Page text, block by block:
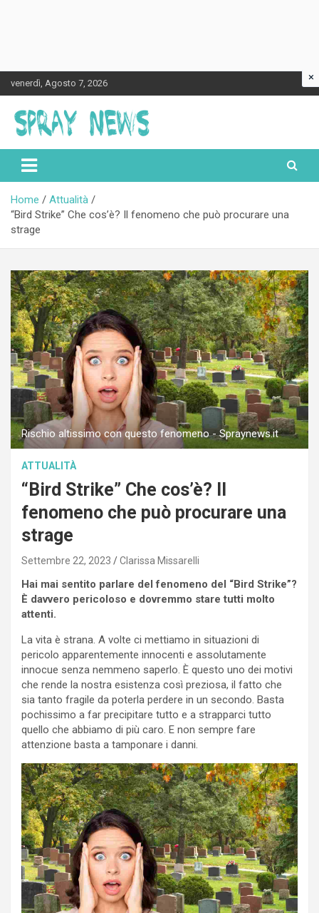
to
content
venerdì, Agosto 7, 2026
Spraynews.it
Home
Attualità
“Bird Strike” Che cos’è? Il fenomeno che può procurare una
strage
Rischio altissimo con questo fenomeno - Spraynews.it
ATTUALITÀ
“Bird Strike” Che cos’è? Il
fenomeno che può procurare una
strage
Settembre 22, 2023 Clarissa Missarelli
Hai mai sentito parlare del fenomeno del “Bird Strike”?
È davvero pericoloso e dovremmo stare tutti molto
attenti.
La vita è strana. A volte ci mettiamo in situazioni di
pericolo apparentemente innocenti e assolutamente
innocue senza nemmeno saperlo. È questo uno dei motivi
che rende la nostra esistenza così preziosa, il fatto che
sia tanto fragile da poterla perdere in un secondo. Basta
pochissimo a far precipitare tutto e a strapparci tutto
quello che abbiamo di più caro. E non sempre fare
attenzione basta a tamponare i danni.
×